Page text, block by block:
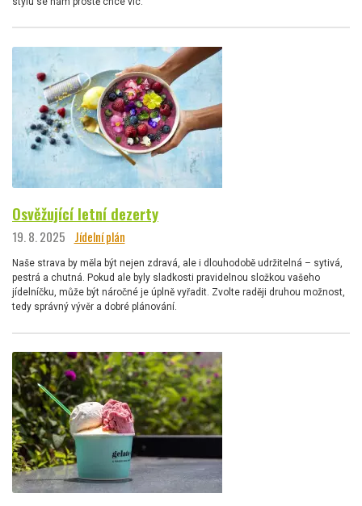
Osvěžující letní dezerty
19. 8. 2025 Jídelní plán
Naše strava by měla být nejen zdravá, ale i dlouhodobě udržitelná – sytivá,
pestrá a chutná. Pokud ale byly sladkosti pravidelnou složkou vašeho
jídelníčku, může být náročné je úplně vyřadit. Zvolte raději druhou možnost,
tedy správný vývěr a dobré plánování.